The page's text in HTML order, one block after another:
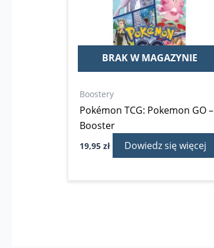
BRAK W MAGAZYNIE
Boostery
Pokémon TCG: Pokemon GO –
Booster
19,95zł Dowiedz się więcej